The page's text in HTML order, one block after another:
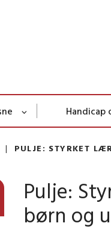
Handicap
PULJE: STYRKET
Pulje:
børn og